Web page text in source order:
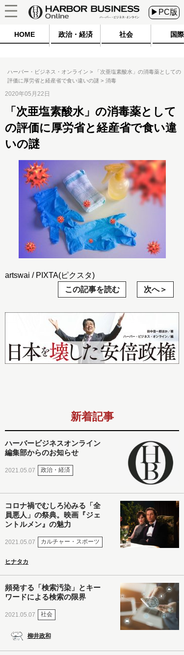
▶PC版
HOME 政治・経済 社会 国際
ハーバー・ビジネス・オンライン
「次亜塩素酸水」の消毒薬としての
評価に厚労省と経産省で食い違いの謎
消毒
2020年05月22日
「次亜塩素酸水」の消毒薬として
の評価に厚労省と経産省で食い違
いの謎
artswai / PIXTA(ピクスタ)
この記事を読む
次へ
新着記事
ハーバービジネスオンライン
編集部からのお知らせ
2021.05.07 政治・経済
コロナ禍でむしろ沁みる「全
員悪人」の祭典。映画『ジェ
ントルメン』の魅力
2021.05.07 カルチャー・スポーツ
ヒナタカ
頻発する「検索汚染」とキー
ワードによる検索の限界
2021.05.07 社会
柳井政和